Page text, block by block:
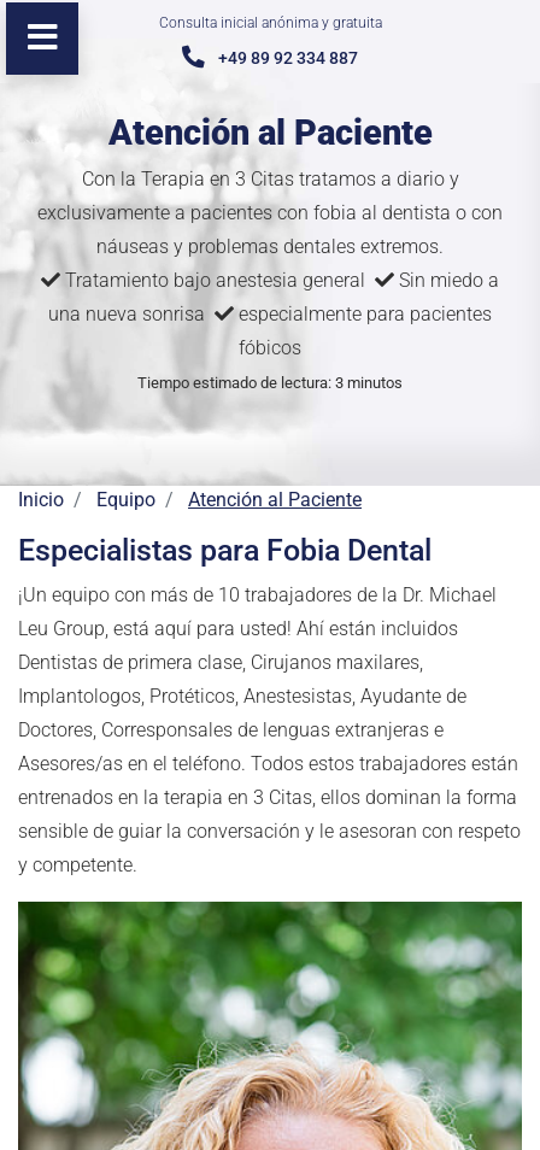
Consulta inicial anónima y gratuita
+49 89 92 334 887
Atención al Paciente
Con la Terapia en 3 Citas tratamos a diario y
exclusivamente a pacientes con fobia al dentista o con
náuseas y problemas dentales extremos.
Tratamiento bajo anestesia general
Sin miedo a
una nueva sonrisa
especialmente para pacientes
fóbicos
Tiempo estimado de lectura: 3 minutos
Inicio Equipo Atención al Paciente
Especialistas para Fobia Dental
¡Un equipo con más de 10 trabajadores de la Dr. Michael
Leu Group, está aquí para usted! Ahí están incluidos
Dentistas de primera clase, Cirujanos maxilares,
Implantologos, Protéticos, Anestesistas, Ayudante de
Doctores, Corresponsales de lenguas extranjeras e
Asesores/as en el teléfono. Todos estos trabajadores están
entrenados en la terapia en 3 Citas, ellos dominan la forma
sensible de guiar la conversación y le asesoran con respeto
y competente.